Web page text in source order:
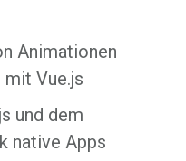
Animationen
mit Vue.js
und dem
native Apps